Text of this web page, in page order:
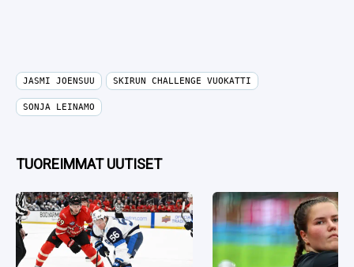
JASMI JOENSUU SKIRUN CHALLENGE VUOKATTI
SONJA LEINAMO
TUOREIMMAT UUTISET